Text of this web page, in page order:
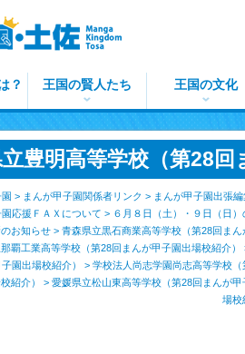
？ 王国の賢人たち 王国の文化
豊明高等学校（第28回
> まんが甲子園関係者リンク > まんが甲子園出張
応援ＦＡＸについて > ６月８日（土）・９日（日
お知らせ > 青森県立黒石商業高等学校（第28回まん
覇工業高等学校（第28回まんが甲子園出場校紹介）
園出場校紹介）
> 学校法人尚志学園尚志高等学校（
紹介）
> 愛媛県立松山東高等学校（第28回まんが甲
場校